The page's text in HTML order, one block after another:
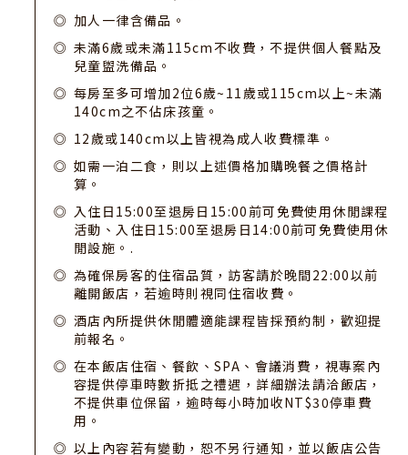
加人一律含備品。
未滿6歲或未滿115cm不收費，不提供個人餐點及
兒童盥洗備品。
每房至多可增加2位6歲~11歲或115cm以上~未滿
140cm之不佔床孩童。
12歲或140cm以上皆視為成人收費標準。
如需一泊二食，則以上述價格加購晚餐之價格計
算。
入住日15:00至退房日15:00前可免費使用休閒課程
活動、入住日15:00至退房日14:00前可免費使用休
閒設施。.
為確保房客的住宿品質，訪客請於晚間22:00以前
離開飯店，若逾時則視同住宿收費。
酒店內所提供休閒體適能課程皆採預約制，歡迎提
前報名。
在本飯店住宿、餐飲、SPA、會議消費，視專案內
容提供停車時數折抵之禮遇，詳細辦法請洽飯店，
不提供車位保留，逾時每小時加收NT$30停車費
用。
以上內容若有變動，恕不另行通知，並以飯店公告